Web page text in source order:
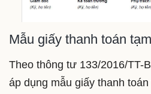
Mẫu giấy thanh toán
Theo thông tư 133/2016/TT-
áp dụng mẫu giấy thanh